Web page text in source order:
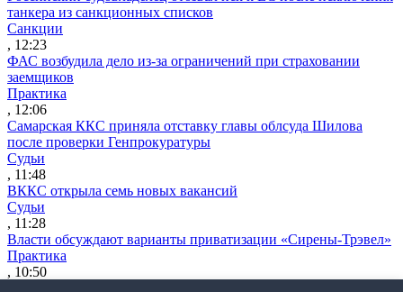
танкера из санкционных списков
Санкции
, 12:23
ФАС возбудила дело из-за ограничений при страховании
заемщиков
Практика
, 12:06
Самарская ККС приняла отставку главы облсуда Шилова
после проверки Генпрокуратуры
Судьи
, 11:48
ВККС открыла семь новых вакансий
Судьи
, 11:28
Власти обсуждают варианты приватизации «Сирены-Трэвел»
Практика
, 10:50